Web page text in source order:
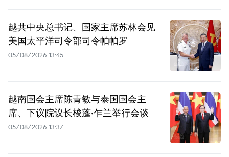
越共中央总书记、国家主席苏林会见
美国太平洋司令部司令帕帕罗
05/08/2026 13:45
越南国会主席陈青敏与泰国国会主
席、下议院议长梭蓬·乍兰举行会谈
05/08/2026 13:37